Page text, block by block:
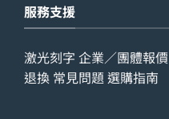
服務支援
激光刻字 企業／團體報價
退換 常見問題 選購指南